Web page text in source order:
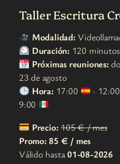
Taller Escritura
Modalidad:
Duración: 120
Próximas reuniones:
23 de agosto
Hora: 17:00 · 12:00
9:00
Precio: 105 € / mes
Promo: 85 € / mes
Válido hasta01-08-2026